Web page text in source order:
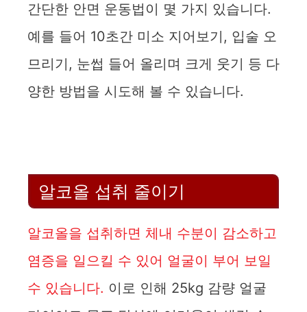
간단한 안면 운동법이 몇 가지 있습니다.
예를 들어 10초간 미소 지어보기, 입술 오
므리기, 눈썹 들어 올리며 크게 웃기 등 다
양한 방법을 시도해 볼 수 있습니다.
알코올 섭취 줄이기
알코올을 섭취하면 체내 수분이 감소하고
염증을 일으킬 수 있어 얼굴이 부어 보일
수 있습니다. 이로 인해 25kg 감량 얼굴